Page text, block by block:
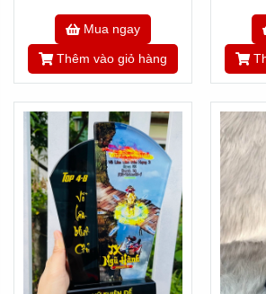
Mua ngay
Thêm vào giỏ hàng